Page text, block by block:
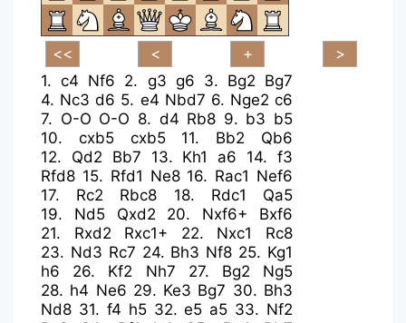
1.c4 Nf6 2. g3 g6 3. Bg2 Bg7
4. Nc3 d6 5. e4 Nbd7 6. Nge2 c6
7. O-O O-O 8. d4 Rb8 9. b3 b5
10. cxb5 cxb5 11. Bb2
Qb6
12. Qd2 Bb7 13. Kh1 a6 14.f3
Rfd8 15. Rfd1 Ne8 16. Rac1 Nef6
17. Rc2 Rbc8 18. Rdc1
Qa5
19. Nd5 Qxd2 20. Nxf6+
Bxf6
21. Rxd2 Rxc1+ 22. Nxc1
Rc8
23. Nd3 Rc7 24. Bh3 Nf8 25. Kg1
h6
26. Kf2 Nh7 27. Bg2
Ng5
28. h4 Ne6 29. Ke3 Bg7 30. Bh3
Nd8 31. f4 h5 32.e5 a5 33. Nf2